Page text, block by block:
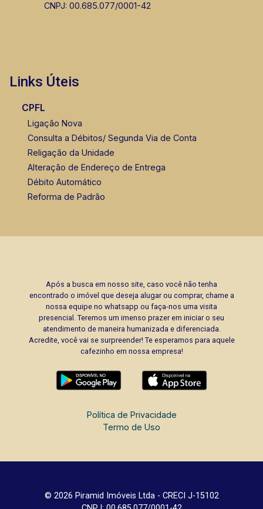
CNPJ: 00.685.077/0001-42
Links Úteis
CPFL
Ligação Nova
Consulta a Débitos/ Segunda Via de Conta
Religação da Unidade
Alteração de Endereço de Entrega
Débito Automático
Reforma de Padrão
Após a busca em nosso site, caso você não tenha
encontrado o imóvel que deseja alugar ou comprar, chame a
nossa equipe no whatsapp ou faça-nos uma visita
presencial. Teremos um imenso prazer em iniciar o seu
atendimento de maneira humanizada e diferenciada.
Acredite, você vai se surpreender! Te esperamos para aquele
cafezinho em nossa empresa!
Política de Privacidade
Termo de Uso
© 2026 Piramid Imóveis Ltda - CRECI J-15102